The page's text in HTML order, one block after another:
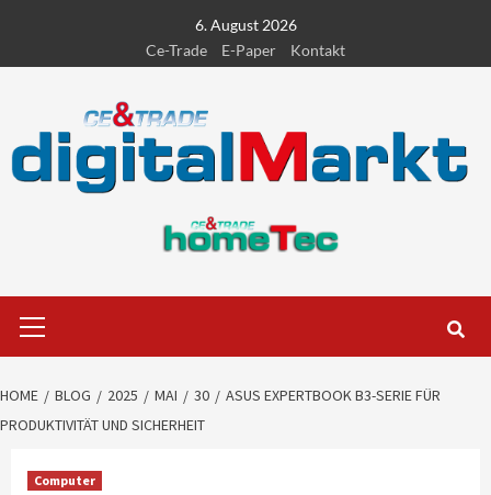
content
6. August 2026
Ce-Trade
E-Paper Kontakt
Menu
HOME BLOG 2025 MAI 30
ASUS EXPERTBOOK B3-SERIE FÜR
PRODUKTIVITÄT UND SICHERHEIT
Computer